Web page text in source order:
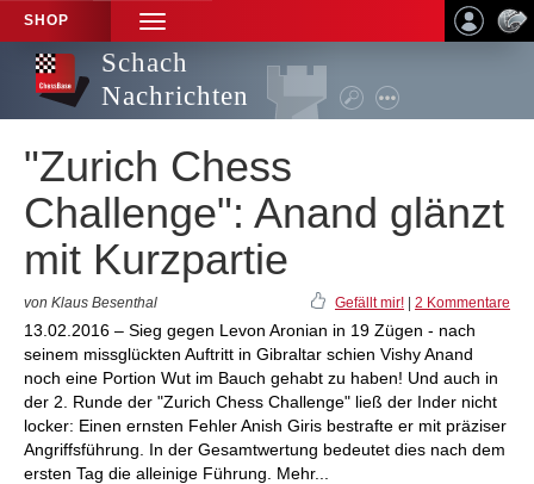
SHOP
TOGGLE
NAVIGATION
Schach
Nachrichten
"Zurich Chess
Challenge": Anand glänzt
mit Kurzpartie
von Klaus Besenthal Gefällt mir! 2 Kommentare
13.02.2016 – Sieg gegen Levon Aronian in 19 Zügen - nach
seinem missglückten Auftritt in Gibraltar schien Vishy Anand
noch eine Portion Wut im Bauch gehabt zu haben! Und auch in
der 2. Runde der "Zurich Chess Challenge" ließ der Inder nicht
locker: Einen ernsten Fehler Anish Giris bestrafte er mit präziser
Angriffsführung. In der Gesamtwertung bedeutet dies nach dem
ersten Tag die alleinige Führung. Mehr...